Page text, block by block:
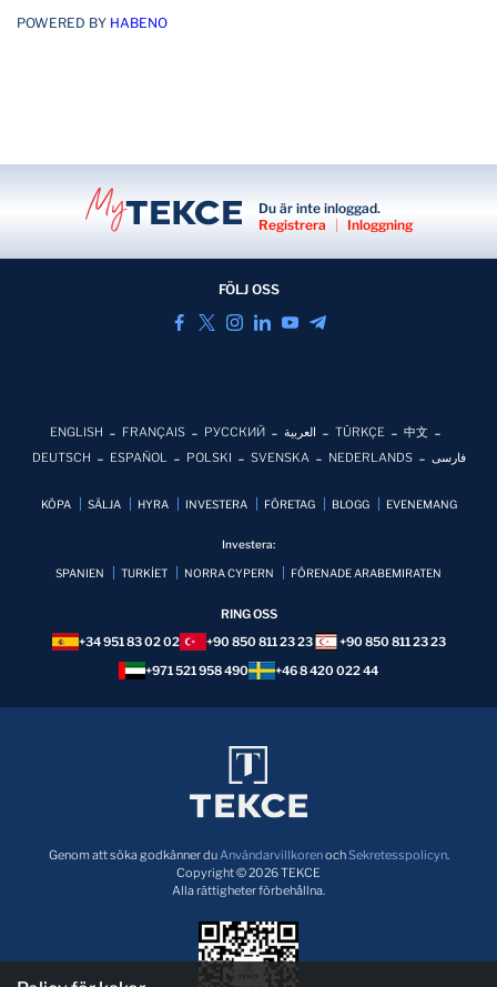
POWERED BY HABENO
Du är inte inloggad.
Registrera
| Inloggning
FÖLJ OSS
ENGLISH FRANÇAIS РУССКИЙ العربية TÜRKÇE
中文
DEUTSCH
ESPAÑOL POLSKI SVENSKA NEDERLANDS فارسی
KÖPA SÄLJA HYRA INVESTERA FÖRETAG BLOGG EVENEMANG
Investera:
SPANIEN TURKİET NORRA CYPERN FÖRENADE ARABEMIRATEN
RING OSS
+34 951 83 02 02
+90 850 811 23 23
+90 850 811 23 23
+971 521 958 490
+46 8 420 022 44
Genom att söka godkänner duAnvändarvillkorenochSekretesspolicyn.
Copyright © 2026 TEKCE
Alla rättigheter förbehållna.